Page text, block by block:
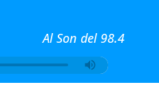
Al Son del 98.4